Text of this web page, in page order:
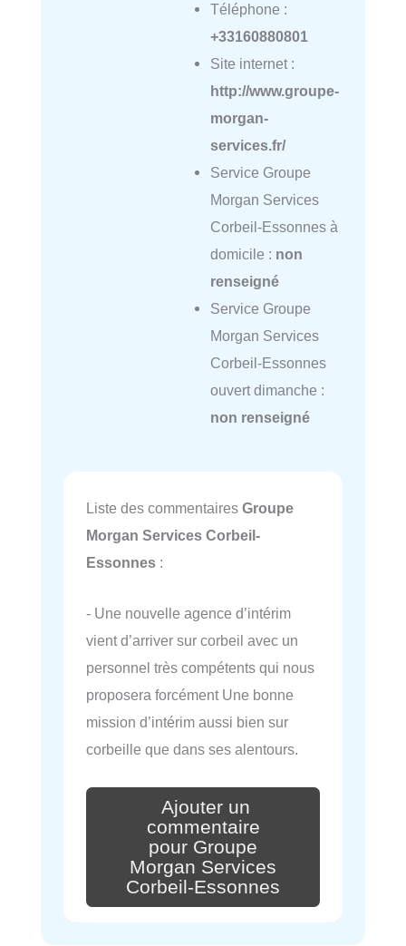
Téléphone :
+33160880801
Site internet :
http://www.groupe-
morgan-
services.fr/
Service Groupe
Morgan Services
Corbeil-Essonnes à
domicile : non
renseigné
Service Groupe
Morgan Services
Corbeil-Essonnes
ouvert dimanche :
non renseigné
Liste des commentaires Groupe
Morgan Services Corbeil-
Essonnes :
- Une nouvelle agence d’intérim
vient d’arriver sur corbeil avec un
personnel très compétents qui nous
proposera forcément Une bonne
mission d’intérim aussi bien sur
corbeille que dans ses alentours.
Ajouter un
commentaire
pour Groupe
Morgan Services
Corbeil-Essonnes